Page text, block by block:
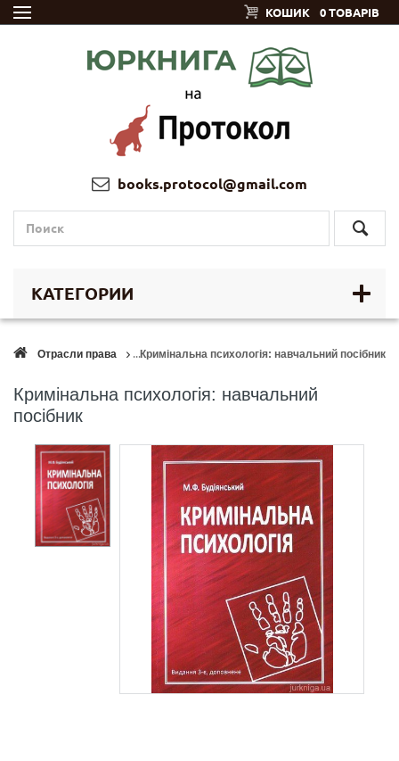
КОШИК 0 ТОВАРІВ
books.protocol@gmail.com
КАТЕГОРИИ
Отрасли права Кримінальна психологія: навчальний посібник
Кримінальна психологія: навчальний
посібник